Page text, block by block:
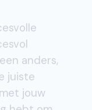
anders,
juiste
jouw